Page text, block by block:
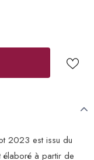
2023 est issu du
élaboré à partir de